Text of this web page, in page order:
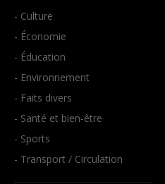
- Culture
- Économie
- Éducation
- Environnement
- Faits divers
- Santé et bien-être
- Sports
- Transport / Circulation